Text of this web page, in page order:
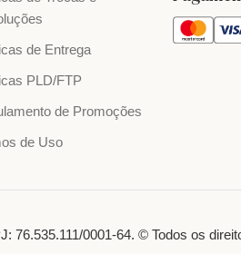
de Entrega
PLD/FTP
de Promoções
de Uso
76.535.111/0001-64. © Todos os